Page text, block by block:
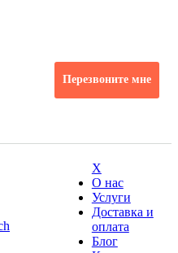
Перезвоните мне
X
О нас
Услуги
Доставка и
оплата
Блог